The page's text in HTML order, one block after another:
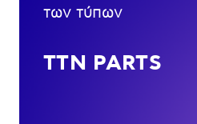
των τύπων
TTN PARTS